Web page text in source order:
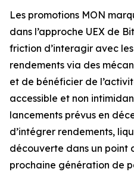
Les promotions MON
dans l’approche UEX de
friction d’interagir avec
rendements via des
et de bénéficier de
accessible et non
lancements prévus en
d’intégrer rendements,
découverte dans un point
prochaine génération de